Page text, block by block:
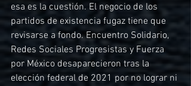
esa es la cuestión. El negocio de los
partidos de existencia fugaz tiene que
revisarse a fondo. Encuentro Solidario,
Redes Sociales Progresistas y Fuerza
por México desaparecieron tras la
elección federal de 2021 por no lograr ni